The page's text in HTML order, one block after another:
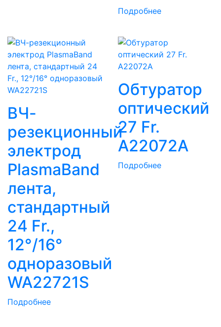
Подробнее
ВЧ-
резекционный
электрод
PlasmaBand
лента,
стандартный
24 Fr.,
12°/16°
одноразовый
WA22721S
Подробнее
Обтуратор
оптический
27 Fr.
A22072A
Подробнее